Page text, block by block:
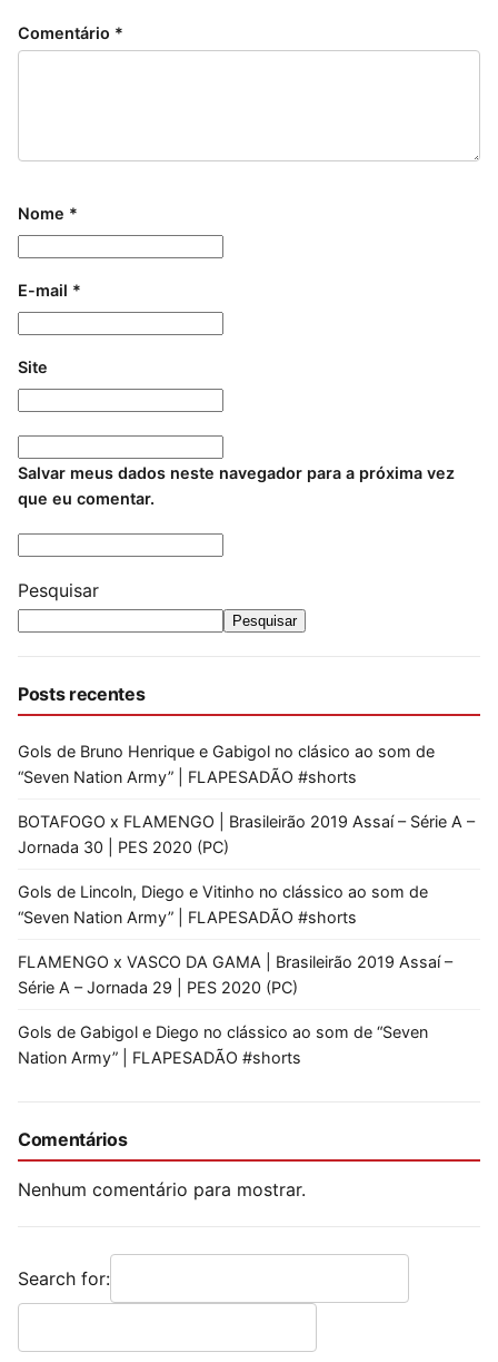
Comentário *
Nome *
E-mail *
Site
Salvar meus dados neste navegador para a próxima vez
que eu comentar.
Pesquisar
Pesquisar
Posts recentes
Gols de Bruno Henrique e Gabigol no clásico ao som de
“Seven Nation Army” | FLAPESADÃO #shorts
BOTAFOGO x FLAMENGO | Brasileirão 2019 Assaí – Série A –
Jornada 30 | PES 2020 (PC)
Gols de Lincoln, Diego e Vitinho no clássico ao som de
“Seven Nation Army” | FLAPESADÃO #shorts
FLAMENGO x VASCO DA GAMA | Brasileirão 2019 Assaí –
Série A – Jornada 29 | PES 2020 (PC)
Gols de Gabigol e Diego no clássico ao som de “Seven
Nation Army” | FLAPESADÃO #shorts
Comentários
Nenhum comentário para mostrar.
Search for: